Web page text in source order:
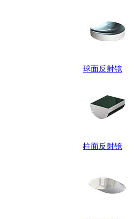
球面反射镜
柱面反射镜